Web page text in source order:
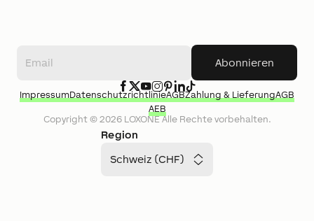
Abonnieren
Region
Schweiz (CHF)
Copyright © 2026LOXONEAlle Rechte vorbehalten.
ImpressumDatenschutzrichtlinieAGBZahlung & LieferungAGB
AEB